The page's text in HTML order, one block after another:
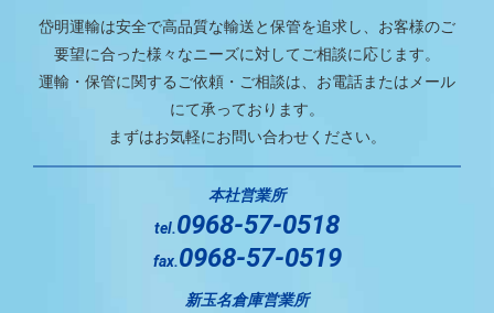
岱明運輸は安全で高品質な輸送と保管を追求し、お客様のご
要望に合った様々なニーズに対してご相談に応じます。
運輸・保管に関するご依頼・ご相談は、お電話またはメール
にて承っております。
まずはお気軽にお問い合わせください。
本社営業所
tel.0968-57-0518
fax.0968-57-0519
新玉名倉庫営業所